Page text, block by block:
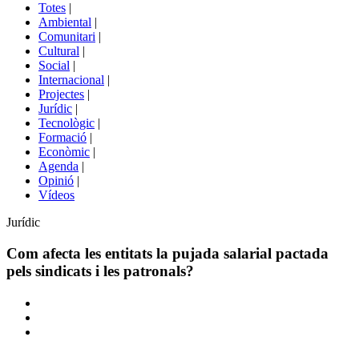
portals
Totes |
Ambiental |
Comunitari |
Cultural |
Social |
Internacional |
Projectes |
Jurídic |
Tecnològic |
Formació |
Econòmic |
Agenda |
Opinió |
Vídeos
Àmbit
la
notícia
Jurídic
Com afecta les entitats la pujada salarial pactada
pels sindicats i les patronals?
Comparteix